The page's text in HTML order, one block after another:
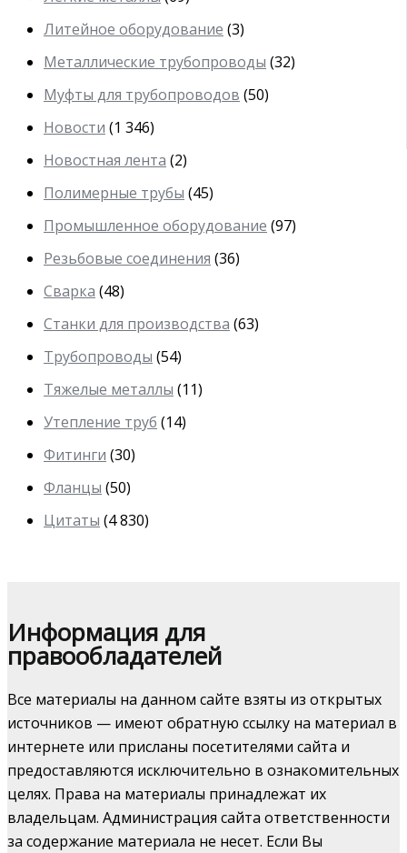
Литейное оборудование (3)
Металлические трубопроводы (32)
Муфты для трубопроводов (50)
Новости (1 346)
Новостная лента (2)
Полимерные трубы (45)
Промышленное оборудование (97)
Резьбовые соединения (36)
Сварка (48)
Станки для производства (63)
Трубопроводы (54)
Тяжелые металлы (11)
Утепление труб (14)
Фитинги (30)
Фланцы (50)
Цитаты (4 830)
Информация для
правообладателей
Все материалы на данном сайте взяты из открытых
источников — имеют обратную ссылку на материал в
интернете или присланы посетителями сайта и
предоставляются исключительно в ознакомительных
целях. Права на материалы принадлежат их
владельцам. Администрация сайта ответственности
за содержание материала не несет. Если Вы